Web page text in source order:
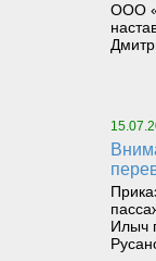
ООО
Внимание! С 17.07.2023 г. меняются тарифы на пассажирских перевозках катерами «Николай Герасимов» и «Щугор», а также на грузопассажирских
Илыч